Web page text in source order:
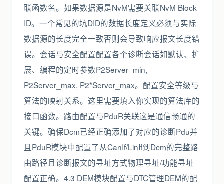
联函数名。如果数据源是NvM需要关联NvM Block
ID。一个常见的坑DID的数据长度定义必须与实际
数据源的长度完全一致否则会导致响应报文长度错
误。会话与安全配置配置各个诊断会话如默认、扩
展、编程的定时参数P2Server_min,
P2Server_max, P2*Server_max。配置安全等级与
算法的映射关系。这里需要填入你实现的算法库的
接口函数。路由配置与PduR关联这是通信畅通的
关键。确保Dcm已经正确添加了对应的诊断Pdu并
且PduR模块中配置了从CanIf/LinIf到Dcm的完整路
由路径且诊断报文的寻址方式物理寻址/功能寻址
配置正确。4.3 DEM模块配置与DTC管理DEM的配